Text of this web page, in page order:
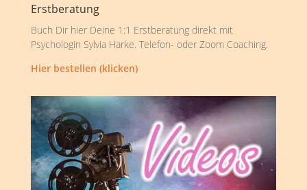
Erstberatung
Buch Dir hier Deine 1:1 Erstberatung direkt mit
Psychologin Sylvia Harke. Telefon- oder Zoom Coaching.
Hier bestellen (klicken)